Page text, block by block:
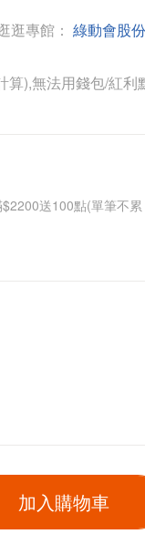
逛專館： 綠動會股
算),無法用錢包/紅利
送100點(單筆不累
加入購物車